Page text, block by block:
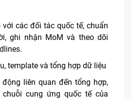
các đối tác quốc tế, chuẩn
ghi nhận MoM và theo dõi
template và tổng hợp dữ liệu
liên quan đến tổng hợp,
cung ứng quốc tế của